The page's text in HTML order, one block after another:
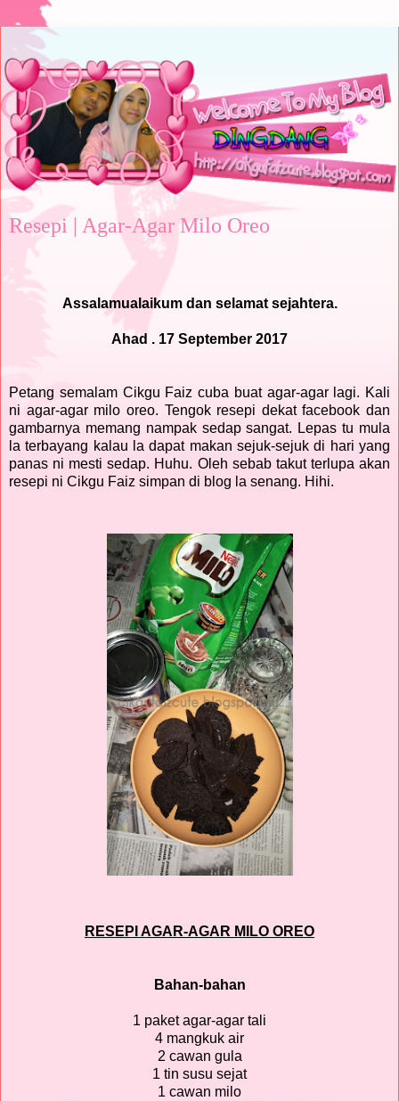
Resepi | Agar-Agar Milo Oreo
Assalamualaikum dan selamat sejahtera.
Ahad . 17 September 2017
Petang semalam Cikgu Faiz cuba buat agar-agar lagi. Kali
ni agar-agar milo oreo. Tengok resepi dekat facebook dan
gambarnya memang nampak sedap sangat. Lepas tu mula
la terbayang kalau la dapat makan sejuk-sejuk di hari yang
panas ni mesti sedap. Huhu. Oleh sebab takut terlupa akan
resepi ni Cikgu Faiz simpan di blog la senang. Hihi.
RESEPI AGAR-AGAR MILO OREO
Bahan-bahan
1 paket agar-agar tali
4 mangkuk air
2 cawan gula
1 tin susu sejat
1 cawan milo